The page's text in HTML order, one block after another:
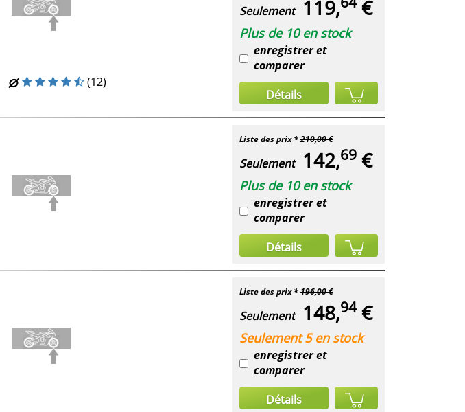
(12)
Seulement 119, €
Plus de 10 en stock
enregistrer et
comparer
Détails
Liste des prix *210,00 €
Seulement 142,69 €
Plus de 10 en stock
enregistrer et
comparer
Détails
Liste des prix *196,00 €
Seulement 148,94€
Seulement 5 en stock
enregistrer et
comparer
Détails